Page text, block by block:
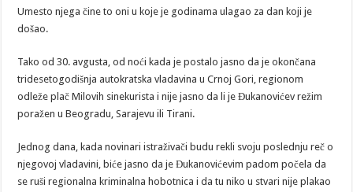
Umesto njega čine to oni u koje je godinama ulagao za dan koji je
došao.
Tako od 30. avgusta, od noći kada je postalo jasno da je okončana
tridesetogodišnja autokratska vladavina u Crnoj Gori, regionom
odleže plač Milovih sinekurista i nije jasno da li je Đukanovićev režim
poražen u Beogradu, Sarajevu ili Tirani.
Jednog dana, kada novinari istraživači budu rekli svoju poslednju reč o
njegovoj vladavini, biće jasno da je Đukanovićevim padom počela da
se ruši regionalna kriminalna hobotnica i da tu niko u stvari nije plakao